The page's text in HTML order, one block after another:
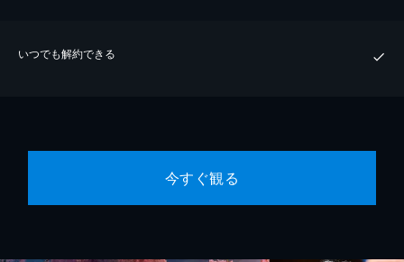
いつでも解約できる
今すぐ観る